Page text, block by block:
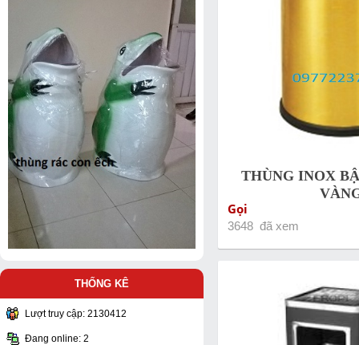
THỐNG KÊ
Lượt truy cập: 2130412
Đang online: 2
THÙNG INOX
Gọi
3648 đã xem